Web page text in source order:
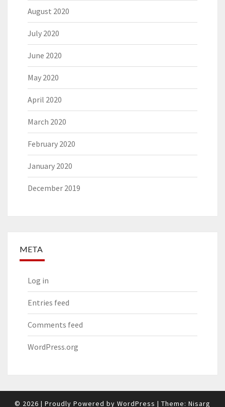
August 2020
July 2020
June 2020
May 2020
April 2020
March 2020
February 2020
January 2020
December 2019
META
Log in
Entries feed
Comments feed
WordPress.org
© 2026 | Proudly Powered by WordPress | Theme: Nisarg